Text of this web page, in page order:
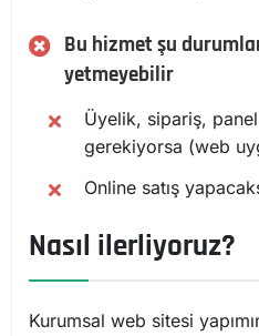
Bu hizmet şu
yetmeyebilir
Üyelik, sipariş,
gerekiyorsa (web
Online satış
Nasıl ilerliyoruz?
Kurumsal web sitesi